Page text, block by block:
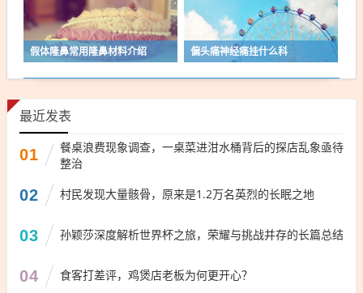
假体隆鼻常用隆鼻材料介绍 偏头痛神经痛挂什么科
最近发表
01
餐桌浪费现象调查，一桌菜进泔水桶背后的探店乱象亟待
整治
02 村民发现大量骸骨，原来是1.2万名英烈的长眠之地
03 孙颖莎深度解析世界杯之旅，荣耀与挑战并存的长篇总结
04 食客打差评，鸡煲店老板为何更开心？